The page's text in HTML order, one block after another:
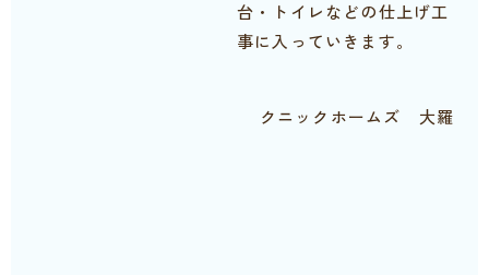
台・トイレなどの仕上げ工
事に入っていきます。
クニックホームズ 大羅